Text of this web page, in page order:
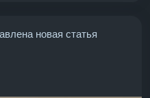
новая статья